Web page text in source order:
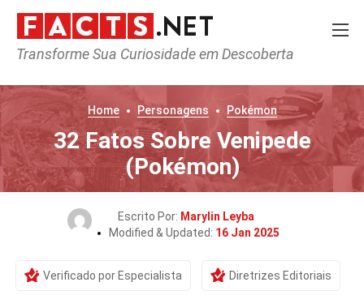
Transforme Sua Curiosidade em Descoberta
Home Personagens Pokémon
32 Fatos Sobre Venipede
(Pokémon)
Escrito Por: Marylin Leyba
Modified & Updated: 16 Jan 2025
Verificado por Especialista Diretrizes Editoriais